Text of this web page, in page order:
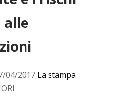
alle
04/2017 La stampa